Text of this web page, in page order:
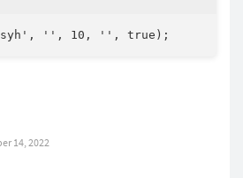
'', 10, '', true);
14, 2022